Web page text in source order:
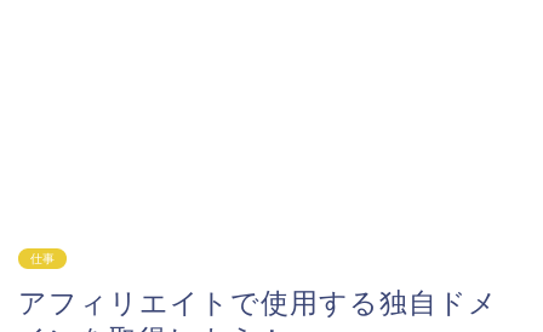
仕事
アフィリエイトで使用する独自ドメ